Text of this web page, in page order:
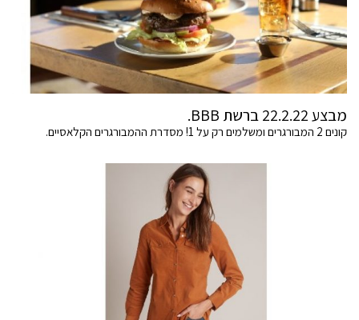
מבצע 22.2.22 ברשת BBB.
קונים 2 המבורגרים ומשלמים רק על 1! מסדרת ההמבורגרים הקלאסיים.